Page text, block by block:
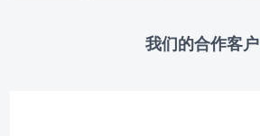
我们的合作客户